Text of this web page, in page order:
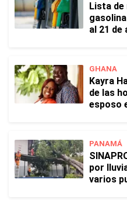
Lista de
al 21 de
GHANA
Kayra
de las
esposo
PANAMÁ
por
varios